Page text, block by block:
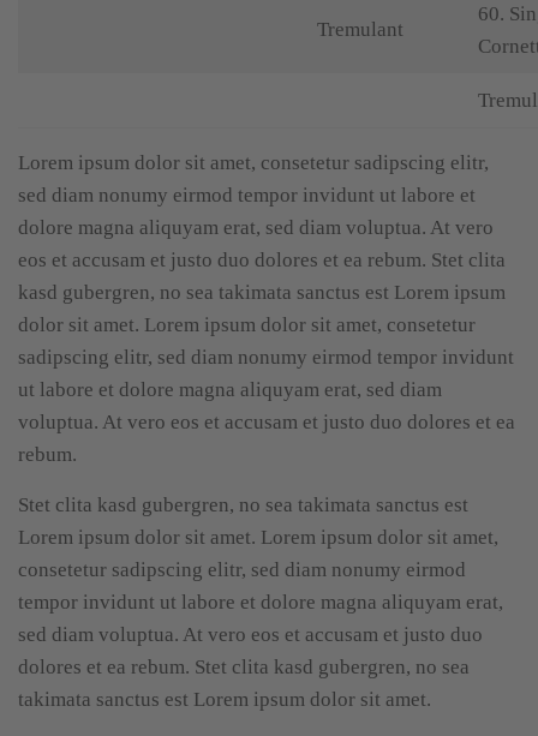
Tremulant
60.
Lorem ipsum dolor sit amet, consetetur sadipscing elitr,
sed diam nonumy eirmod tempor invidunt ut labore et
dolore magna aliquyam erat, sed diam voluptua. At vero
eos et accusam et justo duo dolores et ea rebum. Stet clita
kasd gubergren, no sea takimata sanctus est Lorem ipsum
dolor sit amet. Lorem ipsum dolor sit amet, consetetur
sadipscing elitr, sed diam nonumy eirmod tempor invidunt
ut labore et dolore magna aliquyam erat, sed diam
voluptua. At vero eos et accusam et justo duo dolores et ea
rebum.
Stet clita kasd gubergren, no sea takimata sanctus est
Lorem ipsum dolor sit amet. Lorem ipsum dolor sit amet,
consetetur sadipscing elitr, sed diam nonumy eirmod
tempor invidunt ut labore et dolore magna aliquyam erat,
sed diam voluptua. At vero eos et accusam et justo duo
dolores et ea rebum. Stet clita kasd gubergren, no sea
takimata sanctus est Lorem ipsum dolor sit amet.